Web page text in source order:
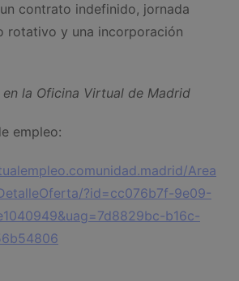
contrato indefinido, jornada
rotativo y una incorporación
la Oficina Virtual de Madrid
empleo:
Area
?id=cc076b7f-9e09-
b16c-